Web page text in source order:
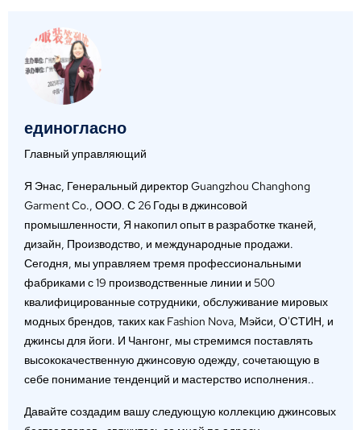
единогласно
Главный управляющий
Я Энас, Генеральный директор Guangzhou Changhong
Garment Co., ООО. С 26 Годы в джинсовой
промышленности, Я накопил опыт в разработке тканей,
дизайн, Производство, и международные продажи.
Сегодня, мы управляем тремя профессиональными
фабриками с 19 производственные линии и 500
квалифицированные сотрудники, обслуживание мировых
модных брендов, таких как Fashion Nova, Мэйси, О'СТИН, и
джинсы для йоги. И Чангонг, мы стремимся поставлять
высококачественную джинсовую одежду, сочетающую в
себе понимание тенденций и мастерство исполнения..
Давайте создадим вашу следующую коллекцию джинсовых